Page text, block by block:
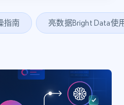
指南 亮数据Bright Data使